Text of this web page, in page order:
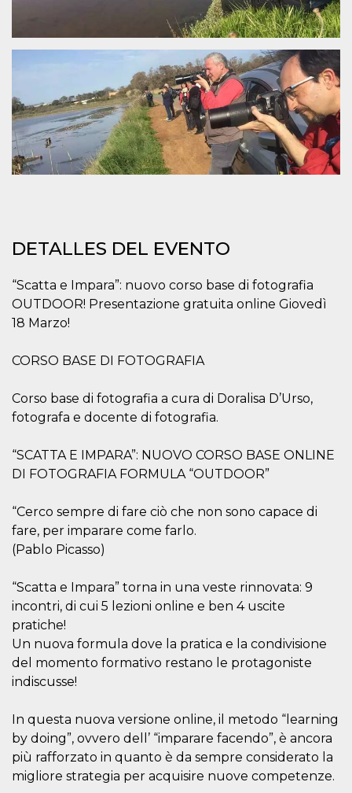
DETALLES DEL EVENTO
“Scatta e Impara”: nuovo corso base di fotografia
OUTDOOR! Presentazione gratuita online Giovedì
18 Marzo!
CORSO BASE DI FOTOGRAFIA
Corso base di fotografia a cura di Doralisa D’Urso,
fotografa e docente di fotografia.
“SCATTA E IMPARA”: NUOVO CORSO BASE ONLINE
DI FOTOGRAFIA FORMULA “OUTDOOR”
“Cerco sempre di fare ciò che non sono capace di
fare, per imparare come farlo.
(Pablo Picasso)
“Scatta e Impara” torna in una veste rinnovata: 9
incontri, di cui 5 lezioni online e ben 4 uscite
pratiche!
Un nuova formula dove la pratica e la condivisione
del momento formativo restano le protagoniste
indiscusse!
In questa nuova versione online, il metodo “learning
by doing”, ovvero dell’ “imparare facendo”, è ancora
più rafforzato in quanto è da sempre considerato la
migliore strategia per acquisire nuove competenze.
Automattic
.oooh.events
Sesión
Se utiliza en
sitios creados
con Wordpress.
Comprueba si el
navegador tiene
habilitadas las
cookies
PHPSESSID
PHP.net
oooh.events
Sesión
Cookie
generada por
aplicaciones
basadas en el
lenguaje PHP.
Este es un
identificador de
generado al
azar, la forma en
que se usa
un usuario entre
páginas.
m
generalmente
para el
de pagos,
las páginas se
carguen más
CookieScriptConsent
oooh.events
días
Cookie-
Script.com
utiliza esta
cookie para
de cookies de
los visitantes. Es
necesario que el
banner de
cookies de
Script.com